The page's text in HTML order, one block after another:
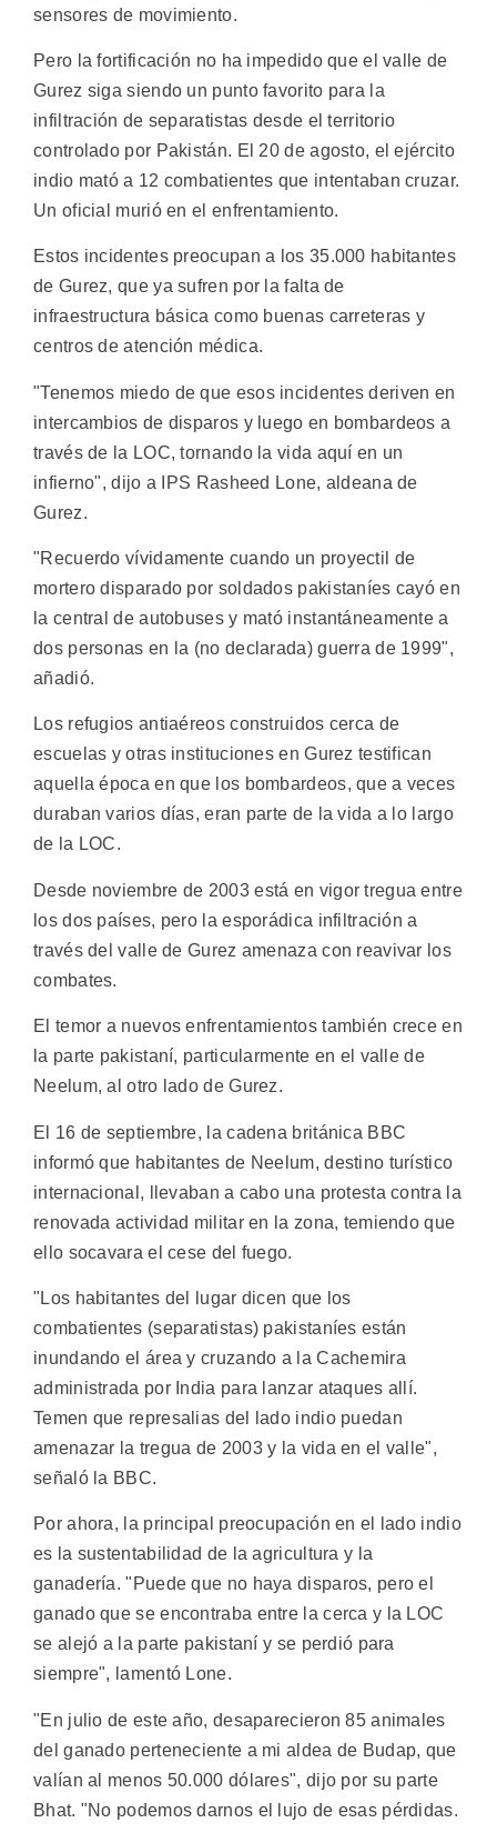
sensores de movimiento.
Pero la fortificación no ha impedido que el valle de
Gurez siga siendo un punto favorito para la
infiltración de separatistas desde el territorio
controlado por Pakistán. El 20 de agosto, el ejército
indio mató a 12 combatientes que intentaban cruzar.
Un oficial murió en el enfrentamiento.
Estos incidentes preocupan a los 35.000 habitantes
de Gurez, que ya sufren por la falta de
infraestructura básica como buenas carreteras y
centros de atención médica.
"Tenemos miedo de que esos incidentes deriven en
intercambios de disparos y luego en bombardeos a
través de la LOC, tornando la vida aquí en un
infierno", dijo a IPS Rasheed Lone, aldeana de
Gurez.
"Recuerdo vívidamente cuando un proyectil de
mortero disparado por soldados pakistaníes cayó en
la central de autobuses y mató instantáneamente a
dos personas en la (no declarada) guerra de 1999",
añadió.
Los refugios antiaéreos construidos cerca de
escuelas y otras instituciones en Gurez testifican
aquella época en que los bombardeos, que a veces
duraban varios días, eran parte de la vida a lo largo
de la LOC.
Desde noviembre de 2003 está en vigor tregua entre
los dos países, pero la esporádica infiltración a
través del valle de Gurez amenaza con reavivar los
combates.
El temor a nuevos enfrentamientos también crece en
la parte pakistaní, particularmente en el valle de
Neelum, al otro lado de Gurez.
El 16 de septiembre, la cadena británica BBC
informó que habitantes de Neelum, destino turístico
internacional, llevaban a cabo una protesta contra la
renovada actividad militar en la zona, temiendo que
ello socavara el cese del fuego.
"Los habitantes del lugar dicen que los
combatientes (separatistas) pakistaníes están
inundando el área y cruzando a la Cachemira
administrada por India para lanzar ataques allí.
Temen que represalias del lado indio puedan
amenazar la tregua de 2003 y la vida en el valle",
señaló la BBC.
Por ahora, la principal preocupación en el lado indio
es la sustentabilidad de la agricultura y la
ganadería. "Puede que no haya disparos, pero el
ganado que se encontraba entre la cerca y la LOC
se alejó a la parte pakistaní y se perdió para
siempre", lamentó Lone.
"En julio de este año, desaparecieron 85 animales
del ganado perteneciente a mi aldea de Budap, que
valían al menos 50.000 dólares", dijo por su parte
Bhat. "No podemos darnos el lujo de esas pérdidas.